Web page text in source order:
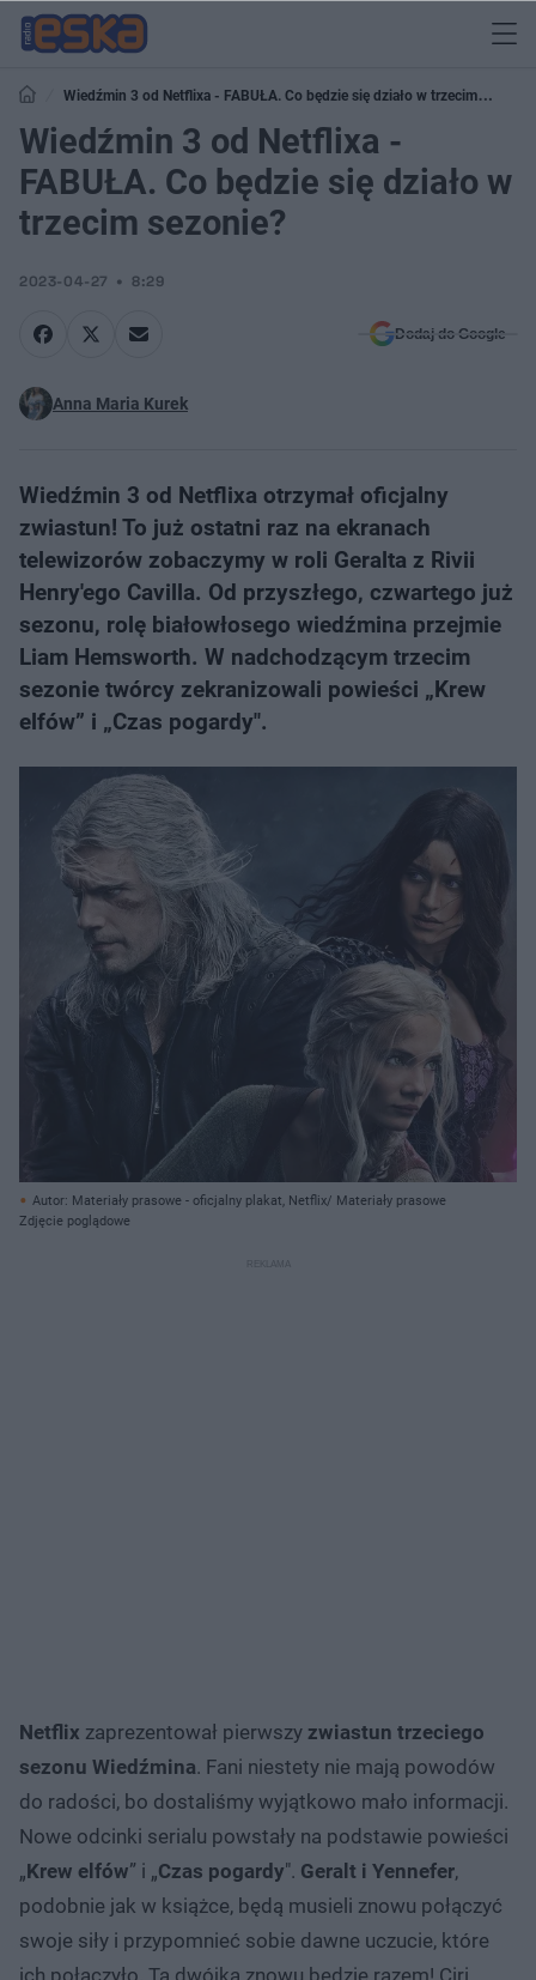
Wiedźmin 3 od Netflixa - FABUŁA. Co będzie się działo w trzecim
sezonie?
Wiedźmin 3 od Netflixa -
FABUŁA. Co będzie się działo w
trzecim sezonie?
2023-04-27 8:29
Dodaj do Google
Anna Maria Kurek
Wiedźmin 3 od Netflixa otrzymał oficjalny
zwiastun! To już ostatni raz na ekranach
telewizorów zobaczymy w roli Geralta z Rivii
Henry'ego Cavilla. Od przyszłego, czwartego już
sezonu, rolę białowłosego wiedźmina przejmie
Liam Hemsworth. W nadchodzącym trzecim
sezonie twórcy zekranizowali powieści „Krew
elfów” i „Czas pogardy".
Autor: Materiały prasowe - oficjalny plakat, Netflix/ Materiały prasowe
Zdjęcie poglądowe
Netflix zaprezentował pierwszy zwiastun trzeciego
sezonu Wiedźmina. Fani niestety nie mają powodów
do radości, bo dostaliśmy wyjątkowo mało informacji.
Nowe odcinki serialu powstały na podstawie powieści
„Krew elfów” i „Czas pogardy". Geralt i Yennefer,
podobnie jak w książce, będą musieli znowu połączyć
swoje siły i przypomnieć sobie dawne uczucie, które
ich połączyło. Ta dwójka znowu będzie razem! Ciri